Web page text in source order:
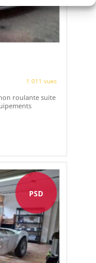
1 011 vues
roulante suite
PSD